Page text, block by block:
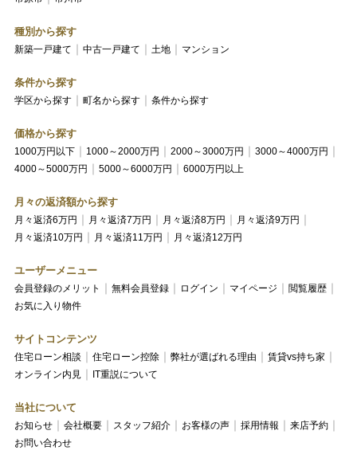
種別から探す
新築一戸建て 中古一戸建て 土地 マンション
条件から探す
学区から探す 町名から探す 条件から探す
価格から探す
1000万円以下 1000～2000万円 2000～3000万円
3000～4000万円
4000～5000万円
5000～6000万円 6000万円以上
月々の返済額から探す
月々返済6万円 月々返済7万円 月々返済8万円
月々返済9万円
月々返済10万円
月々返済11万円 月々返済12万円
ユーザーメニュー
会員登録のメリット 無料会員登録 ログイン マイページ
閲覧履歴
お気に入り物件
サイトコンテンツ
住宅ローン相談 住宅ローン控除 弊社が選ばれる理由
賃貸vs持ち家
オンライン内見
IT重説について
当社について
お知らせ 会社概要 スタッフ紹介 お客様の声 採用情報
来店予約
お問い合わせ